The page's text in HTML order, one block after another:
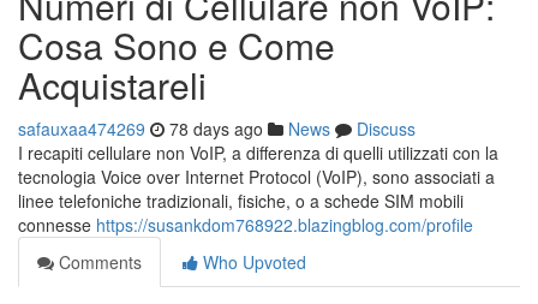
Cosa Sono e Come
Acquistareli
safauxaa474269 78 days ago News
Discuss
I recapiti cellulare non VoIP, a differenza di quelli utilizzati con la
tecnologia Voice over Internet Protocol (VoIP), sono associati a
linee telefoniche tradizionali, fisiche, o a schede SIM mobili
connesse https://susankdom768922.blazingblog.com/profile
Comments
Who Upvoted